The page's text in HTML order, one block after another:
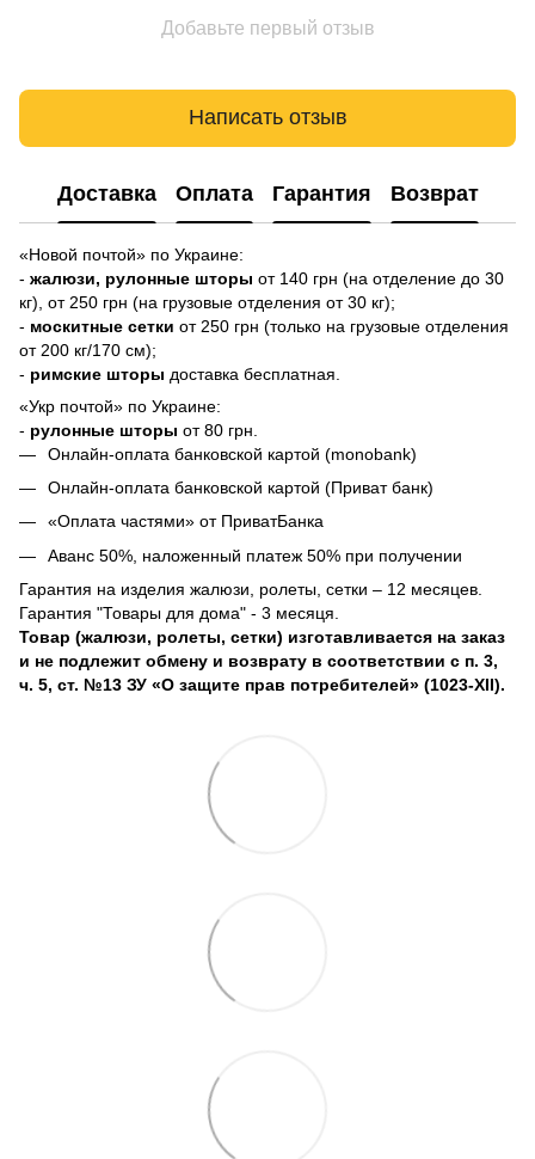
Добавьте первый отзыв
Написать отзыв
Доставка Оплата Гарантия Возврат
«Новой почтой» по Украине:
- жалюзи, рулонные шторы от 140 грн (на отделение до 30
кг), от 250 грн (на грузовые отделения от 30 кг);
- москитные сетки от 250 грн (только на грузовые отделения
от 200 кг/170 см);
- римские шторы доставка бесплатная.
«Укр почтой» по Украине:
- рулонные шторы от 80 грн.
Онлайн-оплата банковской картой (monobank)
Онлайн-оплата банковской картой (Приват банк)
«Оплата частями» от ПриватБанка
Аванс 50%, наложенный платеж 50% при получении
Гарантия на изделия жалюзи, ролеты, сетки – 12 месяцев.
Гарантия "Товары для дома" - 3 месяця.
Товар (жалюзи, ролеты, сетки) изготавливается на заказ
и не подлежит обмену и возврату в соответствии с п. 3,
ч. 5, ст. №13 ЗУ «О защите прав потребителей» (1023-XII).